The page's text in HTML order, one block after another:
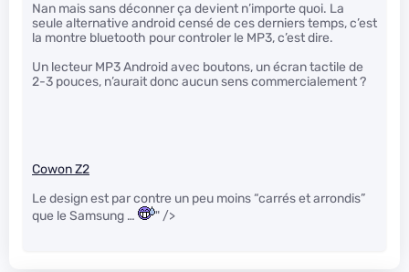
Nan mais sans déconner ça devient n’importe quoi. La
seule alternative android censé de ces derniers temps, c’est
la montre bluetooth pour controler le MP3, c’est dire.
Un lecteur MP3 Android avec boutons, un écran tactile de
2-3 pouces, n’aurait donc aucun sens commercialement ?
Cowon Z2
Le design est par contre un peu moins “carrés et arrondis”
que le Samsung …
" />